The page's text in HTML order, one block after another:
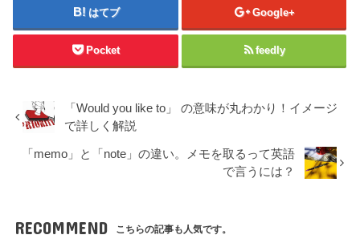
はてブ Google+
Pocket feedly
「Would you like to」 の意味が丸わかり！イメージ
で詳しく解説
「memo」と「note」の違い。メモを取るって英語
で言うには？
RECOMMEND こちらの記事も人気です。